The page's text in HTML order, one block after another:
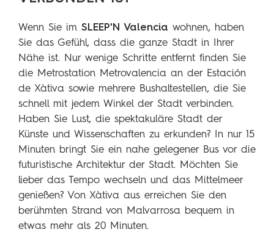
Wenn Sie im SLEEP'N Valencia wohnen, haben
Sie das Gefühl, dass die ganze Stadt in Ihrer
Nähe ist. Nur wenige Schritte entfernt finden Sie
die Metrostation Metrovalencia an der Estación
de Xàtiva sowie mehrere Bushaltestellen, die Sie
schnell mit jedem Winkel der Stadt verbinden.
Haben Sie Lust, die spektakuläre Stadt der
Künste und Wissenschaften zu erkunden? In nur 15
Minuten bringt Sie ein nahe gelegener Bus vor die
futuristische Architektur der Stadt. Möchten Sie
lieber das Tempo wechseln und das Mittelmeer
genießen? Von Xàtiva aus erreichen Sie den
berühmten Strand von Malvarrosa bequem in
etwas mehr als 20 Minuten.